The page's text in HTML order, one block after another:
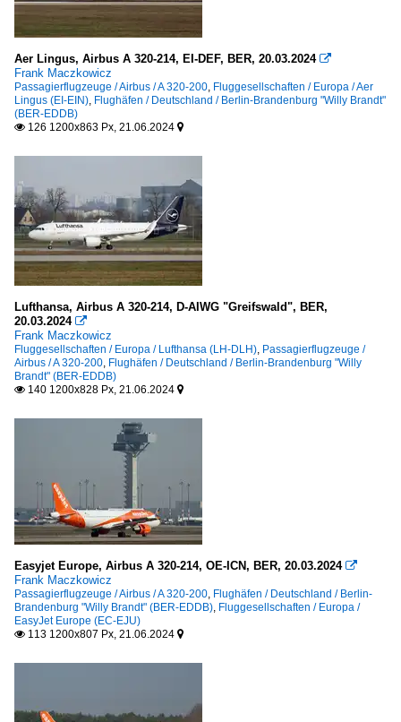
Aer Lingus, Airbus A 320-214, EI-DEF, BER, 20.03.2024 
Frank Maczkowicz
Passagierflugzeuge / Airbus / A 320-200 Fluggesellschaften / Europa / Aer
Lingus (EI-EIN) Flughäfen / Deutschland / Berlin-Brandenburg "Willy Brandt"
(BER-EDDB)
 126 1200x863 Px, 21.06.2024 
Lufthansa, Airbus A 320-214, D-AIWG "Greifswald", BER,
20.03.2024 
Frank Maczkowicz
Fluggesellschaften / Europa / Lufthansa (LH-DLH) Passagierflugzeuge /
Airbus / A 320-200 Flughäfen / Deutschland / Berlin-Brandenburg "Willy
Brandt" (BER-EDDB)
 140 1200x828 Px, 21.06.2024 
Easyjet Europe, Airbus A 320-214, OE-ICN, BER, 20.03.2024 
Frank Maczkowicz
Passagierflugzeuge / Airbus / A 320-200 Flughäfen / Deutschland / Berlin-
Brandenburg "Willy Brandt" (BER-EDDB) Fluggesellschaften / Europa /
EasyJet Europe (EC-EJU)
 113 1200x807 Px, 21.06.2024 